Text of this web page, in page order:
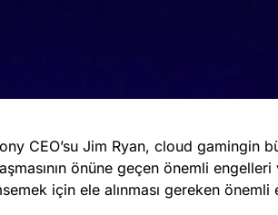
CEO’su Jim Ryan, cloud gamingin
önüne geçen önemli engelleri
için ele alınması gereken önemli